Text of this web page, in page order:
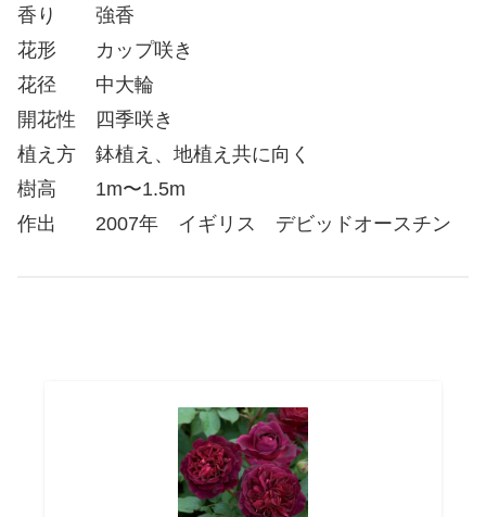
香り 強香
花形 カップ咲き
花径 中大輪
開花性 四季咲き
植え方 鉢植え、地植え共に向く
樹高 1m〜1.5m
作出 2007年 イギリス デビッドオースチン